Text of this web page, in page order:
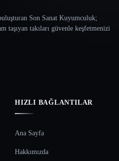
Son Sanat Kuyumculuk;
taşıyan takıları güvenle keşfetmenizi
HIZLI BAĞLANTILAR
Ana Sayfa
Hakkımızda